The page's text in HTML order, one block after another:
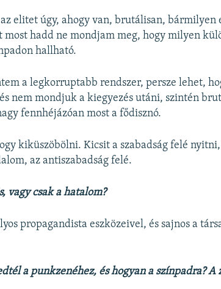
elitet úgy, ahogy van, brutálisan, bármilyen
hadd ne mondjam meg, hogy milyen
hallható.
a legkorruptabb rendszer, persze lehet,
nem mondjuk a kiegyezés utáni, szintén
fennhéjázóan most a fődisznó.
kiküszöbölni. Kicsit a szabadság felé
az antiszabadság felé.
vagy csak a hatalom?
propagandista eszközeivel, és sajnos a
a punkzenéhez, és hogyan a színpadra? A